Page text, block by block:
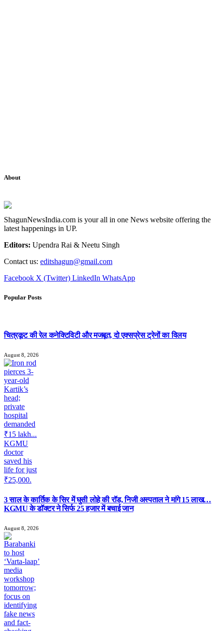
About
ShagunNewsIndia.com is your all in one News website offering the
latest happenings in UP.
Editors: Upendra Rai & Neetu Singh
Contact us: editshagun@gmail.com
Facebook X (Twitter) LinkedIn WhatsApp
Popular Posts
चित्रकूट की रेल कनेक्टिविटी और मजबूत, दो एक्सप्रेस ट्रेनों का विलय
August 8, 2026
3 साल के कार्तिक के सिर में घुसी लोहे की रॉड, निजी अस्पताल ने मांगे 15 लाख…
KGMU के डॉक्टर ने सिर्फ 25 हजार में बचाई जान
August 8, 2026